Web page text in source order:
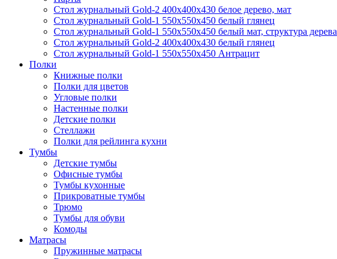
Стол журнальный Gold-2 400х400х430 белое дерево, мат
Стол журнальный Gold-1 550х550х450 белый глянец
Стол журнальный Gold-1 550х550х450 белый мат, структура дерева
Стол журнальный Gold-2 400х400х430 белый глянец
Стол журнальный Gold-1 550х550х450 Антрацит
Полки
Книжные полки
Полки для цветов
Угловые полки
Настенные полки
Детские полки
Стеллажи
Полки для рейлинга кухни
Тумбы
Детские тумбы
Офисные тумбы
Тумбы кухонные
Прикроватные тумбы
Трюмо
Тумбы для обуви
Комоды
Матрасы
Пружинные матрасы